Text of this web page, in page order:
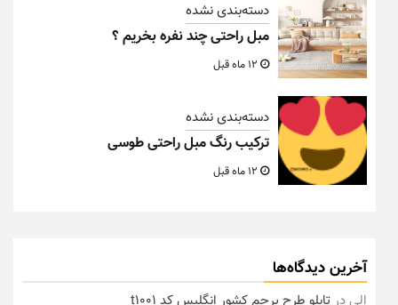
دسته‌بندی نشده
مبل راحتی چند نفره بخریم ؟
دسته‌بندی نشده
ترکیب رنگ مبل راحتی طوسی
آخرین دیدگاه‌ها